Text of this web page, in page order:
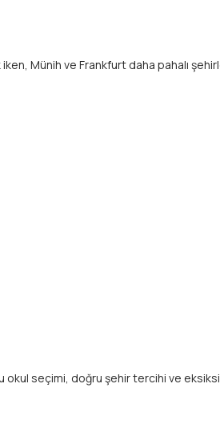
Münih ve Frankfurt daha pahalı
okul seçimi, doğru şehir tercihi ve